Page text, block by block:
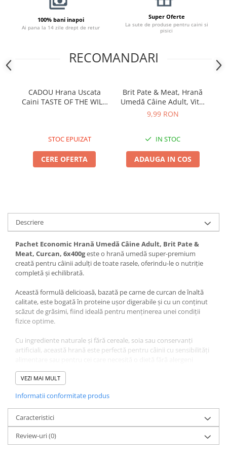
100% bani inapoi
Ai pana la 14 zile drept de retur
Super Oferte
La sute de produse pentru caini si
pisici
RECOMANDARI
CADOU Hrana Uscata
Caini TASTE OF THE WILD
STOC EPUIZAT
CERE OFERTA
Brit Pate & Meat, Hrană
Umedă Câine Adult, Vită,
400g
9,99 RON
IN STOC
ADAUGA IN COS
Descriere
Pachet Economic Hrană Umedă Câine Adult, Brit Pate &
Meat, Curcan, 6x400geste o hrană umedă super-premium
creată pentru câinii adulți de toate rasele, oferindu-le o nutriție
completă și echilibrată.
Această formulă delicioasă, bazată pe carne de curcan de înaltă
calitate, este bogată în proteine ușor digerabile și cu un conținut
scăzut de grăsimi, fiind ideală pentru menținerea unei condiții
fizice optime.
Cu ingrediente naturale și fără cereale, soia sau conservanți
artificiali, această hrană este perfectă pentru câinii cu sensibilități
comuni.
necesare pentru sănătatea articulațiilor, a pielii și a blănii, oferind
în același timp un gust irezistibil.
Conserva de 400g este ideală pentru mesele zilnice, fie ca sursă
principală de hrană, fie ca supliment gustos. Alegerea perfectă
pentru a-i oferi câinelui tău o dietă echilibrată și o experiență
VEZI MAI MULT
Informatii conformitate produs
Caracteristici
Review-uri(0)